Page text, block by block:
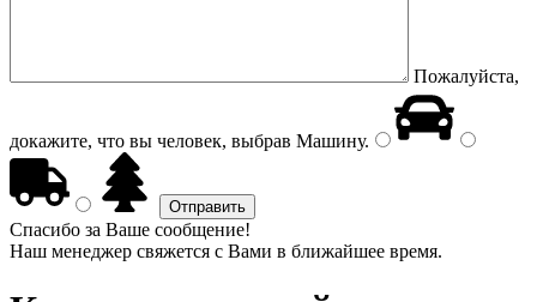
Пожалуйста,
докажите, что вы человек, выбрав Машину.
Спасибо за Ваше сообщение!
Наш менеджер свяжется с Вами в ближайшее время.